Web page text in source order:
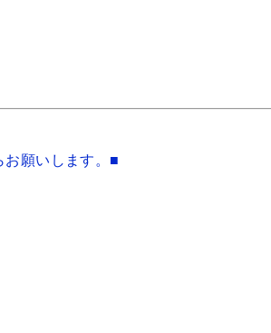
お願いします。■